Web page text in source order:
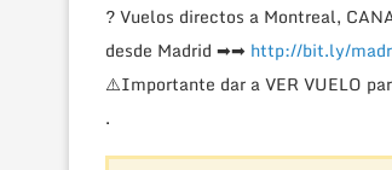
?Vuelos directos a Montreal,
desde Madrid ➡➡ http://bit.ly/
⚠️Importante dar a VER VUELO
.